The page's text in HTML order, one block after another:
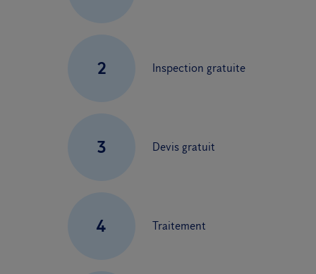
2 Inspection gratuite
3 Devis gratuit
4 Traitement